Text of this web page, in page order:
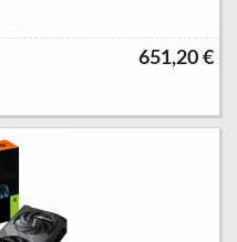
651,20 €